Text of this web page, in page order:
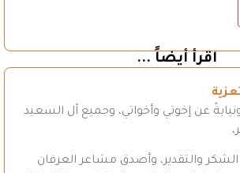
اقرأ أيضاً ...
عن إخوتي وأخواتي، وجميع آل السعيد
والتقدير، وأصدق مشاعر العرفان